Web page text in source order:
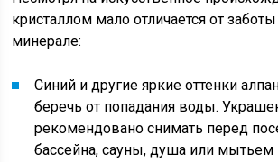
кристаллом мало отличается от
минерале:
Синий и другие яркие оттенки
беречь от попадания воды.
рекомендовано снимать перед
бассейна, сауны, душа или мытьем